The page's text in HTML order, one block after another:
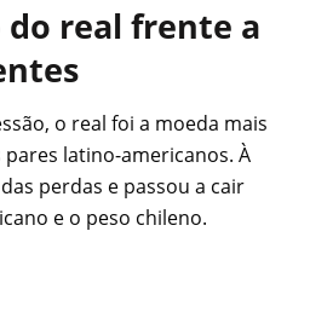
do real frente a
o real foi a moeda mais
latino-americanos. À
perdas e passou a cair
e o peso chileno.